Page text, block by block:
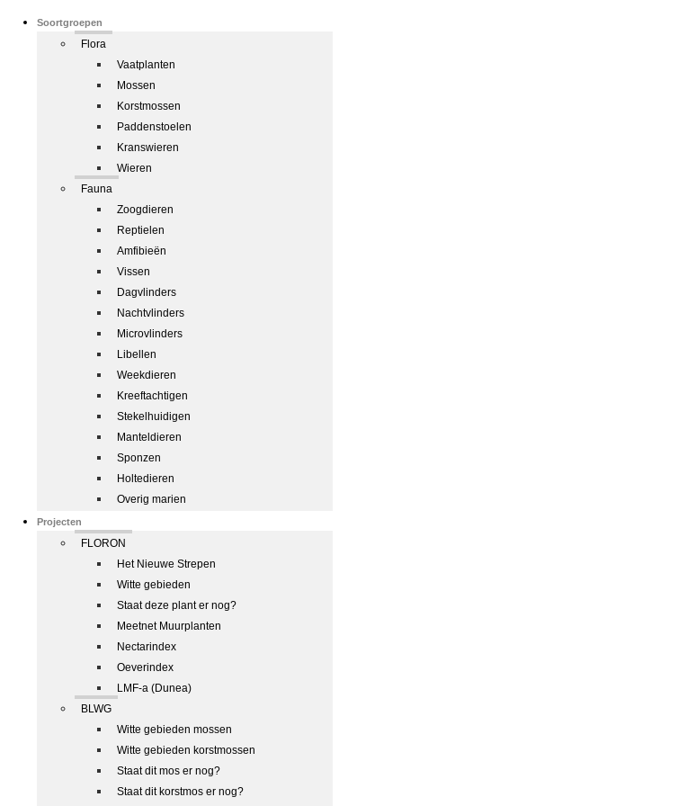
Soortgroepen
Flora
Vaatplanten
Mossen
Korstmossen
Paddenstoelen
Kranswieren
Wieren
Fauna
Zoogdieren
Reptielen
Amfibieën
Vissen
Dagvlinders
Nachtvlinders
Microvlinders
Libellen
Weekdieren
Kreeftachtigen
Stekelhuidigen
Manteldieren
Sponzen
Holtedieren
Overig marien
Projecten
FLORON
Het Nieuwe Strepen
Witte gebieden
Staat deze plant er nog?
Meetnet Muurplanten
Nectarindex
Oeverindex
LMF-a (Dunea)
BLWG
Witte gebieden mossen
Witte gebieden korstmossen
Staat dit mos er nog?
Staat dit korstmos er nog?